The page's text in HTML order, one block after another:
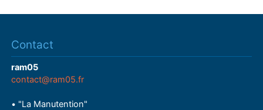
Contact
ram05
contact@ram05.fr
• "La Manutention"